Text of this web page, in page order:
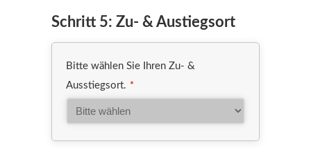
Schritt 5: Zu- & Austiegsort
Bitte wählen Sie Ihren Zu- &
Ausstiegsort. *